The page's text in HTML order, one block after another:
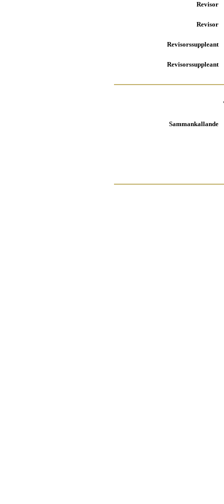
Revisor
Revisor
Revisorssuppleant
Revisorssuppleant
Sammankallande